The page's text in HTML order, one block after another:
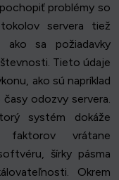
problémy so
servera tiež
sa požiadavky
Tieto údaje
ako sú napríklad
odozvy servera.
systém dokáže
faktorov vrátane
šírky pásma
Okrem